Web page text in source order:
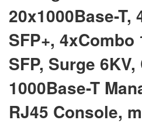
20x1000Base-T,
SFP+, 4xCombo
SFP, Surge 6KV,
1000Base-T
RJ45 Console,